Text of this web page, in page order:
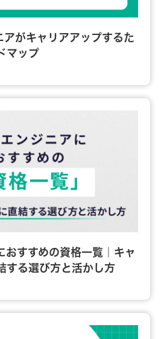
がキャリアアップするた
マップ
おすすめの資格一覧｜キャ
する選び方と活かし方